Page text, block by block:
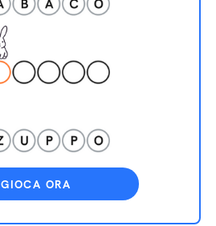
GIOCA ORA